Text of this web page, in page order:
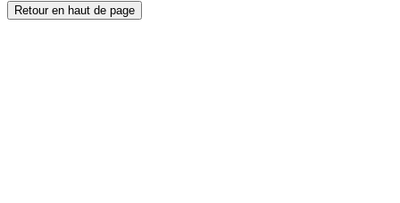
Retour en haut de page